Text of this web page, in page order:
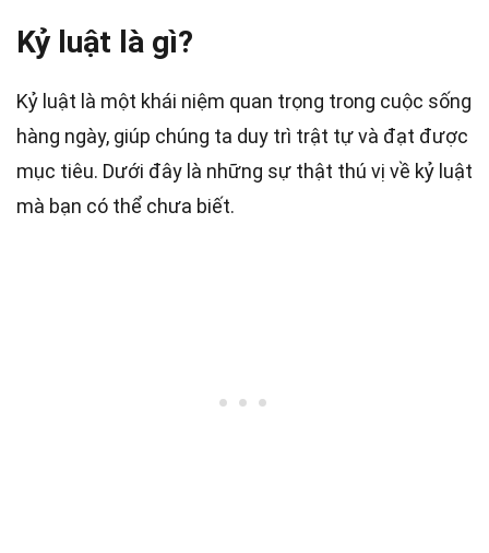
Kỷ luật là gì?
Kỷ luật là một khái niệm quan trọng trong cuộc sống
hàng ngày, giúp chúng ta duy trì trật tự và đạt được
mục tiêu. Dưới đây là những sự thật thú vị về kỷ luật
mà bạn có thể chưa biết.